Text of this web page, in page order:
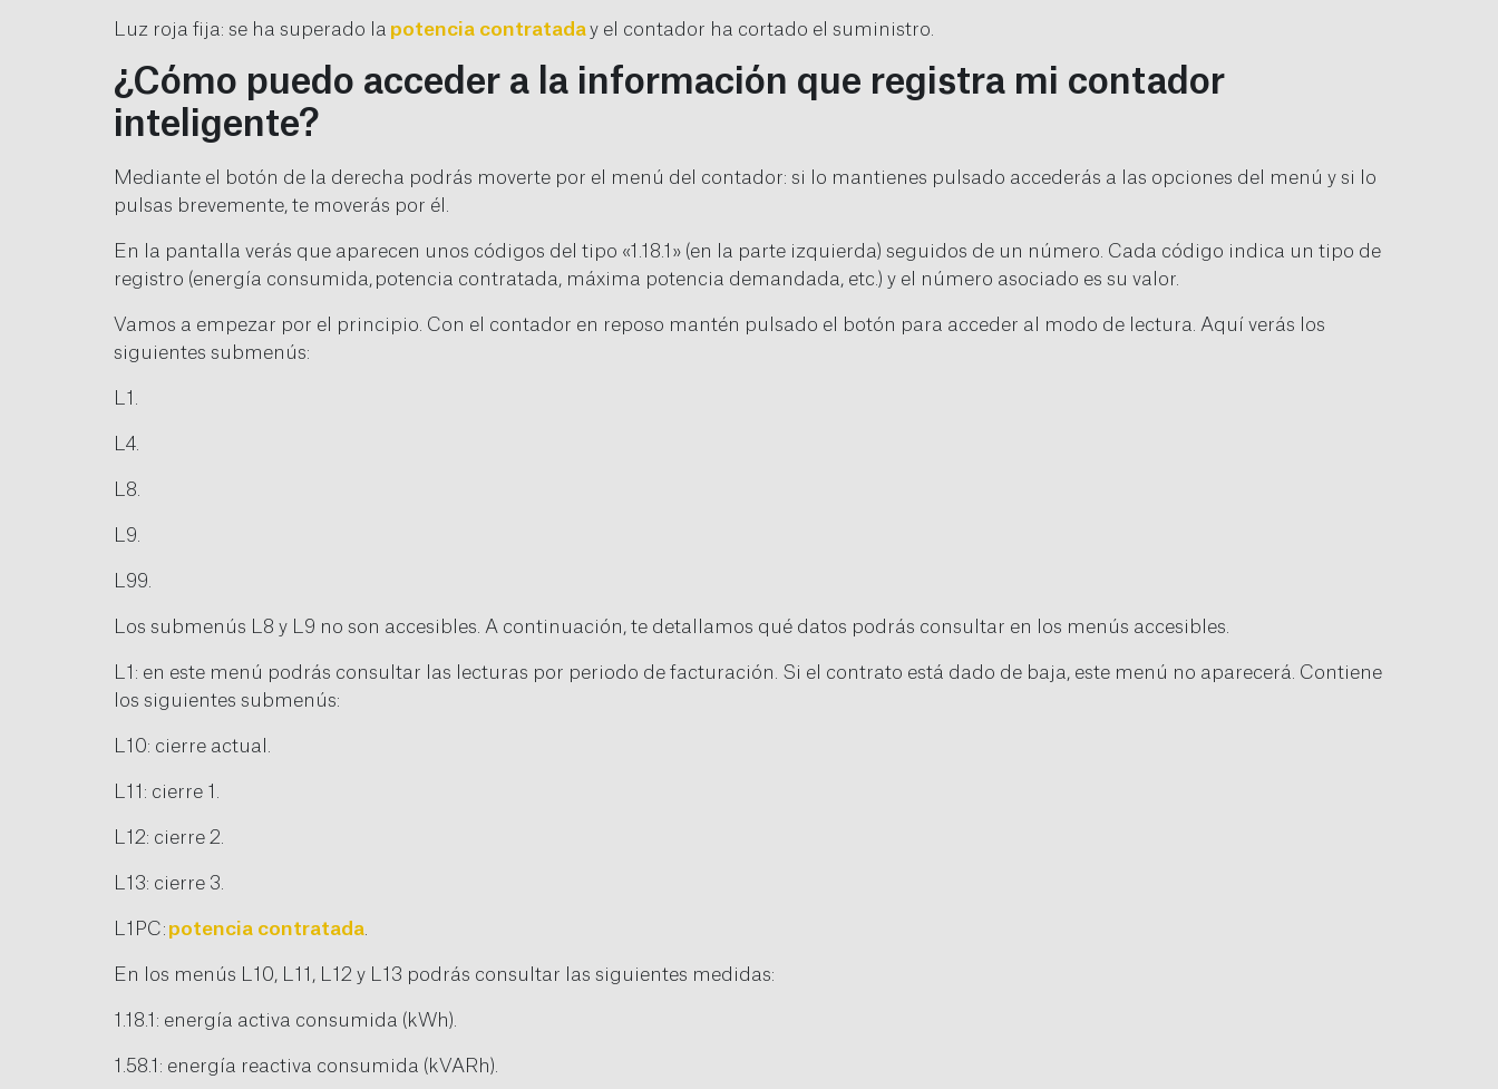
Luz roja fija: se ha superado la potencia contrataday el contador ha cortado el suministro.
¿Cómo puedo acceder a la información que registra mi contador
inteligente?
Mediante el botón de la derecha podrás moverte por el menú del contador: si lo mantienes pulsado accederás a las opciones del menú y si lo
pulsas brevemente, te moverás por él.
En la pantalla verás que aparecen unos códigos del tipo «1.18.1» (en la parte izquierda) seguidos de un número. Cada código indica un tipo de
registro (energía consumida, potencia contratada, máxima potencia demandada, etc.) y el número asociado es su valor.
Vamos a empezar por el principio. Con el contador en reposo mantén pulsado el botón para acceder al modo de lectura. Aquí verás los
siguientes submenús:
L1.
L4.
L8.
L9.
L99.
Los submenús L8 y L9 no son accesibles. A continuación, te detallamos qué datos podrás consultar en los menús accesibles.
L1: en este menú podrás consultar las lecturas por periodo de facturación. Si el contrato está dado de baja, este menú no aparecerá. Contiene
los siguientes submenús:
L10: cierre actual.
L11: cierre 1.
L12: cierre 2.
L13: cierre 3.
L1PC: potencia contratada
En los menús L10, L11, L12 y L13 podrás consultar las siguientes medidas:
1.18.1: energía activa consumida (kWh).
1.58.1: energía reactiva consumida (kVARh).